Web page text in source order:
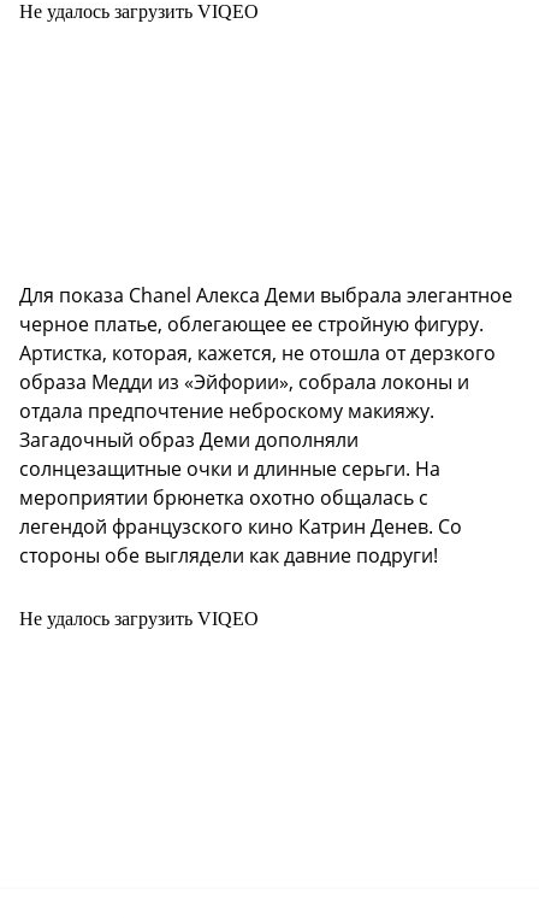
Не удалось загрузить VIQEO
Для показа Chanel Алекса Деми выбрала элегантное
черное платье, облегающее ее стройную фигуру.
Артистка, которая, кажется, не отошла от дерзкого
образа Медди из «Эйфории», собрала локоны и
отдала предпочтение неброскому макияжу.
Загадочный образ Деми дополняли
солнцезащитные очки и длинные серьги. На
мероприятии брюнетка охотно общалась с
легендой французского кино Катрин Денев. Со
стороны обе выглядели как давние подруги!
Не удалось загрузить VIQEO